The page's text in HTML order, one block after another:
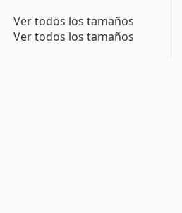
Ver todos los tamaños
Ver todos los tamaños